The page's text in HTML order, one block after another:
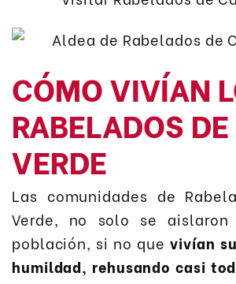
CÓMO VIVÍAN
RABELADOS
VERDE
Las comunidades de
Verde, no solo se
población, si no quevivían
humildad, rehusando casi